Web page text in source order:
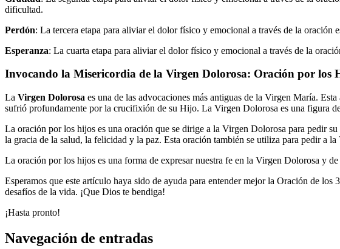
dificultad.
Perdón: La tercera etapa para aliviar el dolor físico y emocional a través de la
Esperanza: La cuarta etapa para aliviar el dolor físico y emocional a través de la
Invocando la Misericordia de la Virgen Dolorosa: Oración por los
La Virgen Dolorosa es una de las advocaciones más antiguas de la Virgen María.
sufrió profundamente por la crucifixión de su Hijo. La Virgen Dolorosa es una figura
La oración por los hijos es una oración que se dirige a la Virgen Dolorosa para pedir
la gracia de la salud, la felicidad y la paz. Esta oración también se utiliza para pedir a
La oración por los hijos es una forma de expresar nuestra fe en la Virgen Dolorosa y
Esperamos que este artículo haya sido de ayuda para entender mejor la Oración de
desafíos de la vida. ¡Que Dios te bendiga!
¡Hasta pronto!
Navegación de entradas